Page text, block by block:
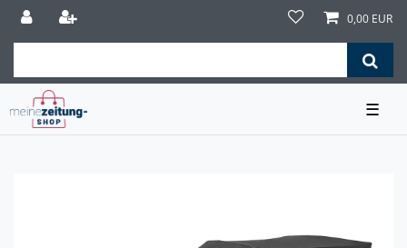
0,00 EUR
☰